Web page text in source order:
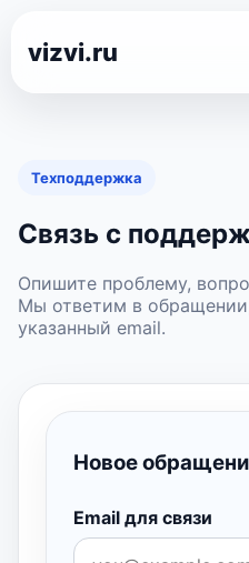
vizvi.ru
Техподдержка
Связь с
Опишите проблему,
Мы ответим в
указанный email.
Новое
Email для связи